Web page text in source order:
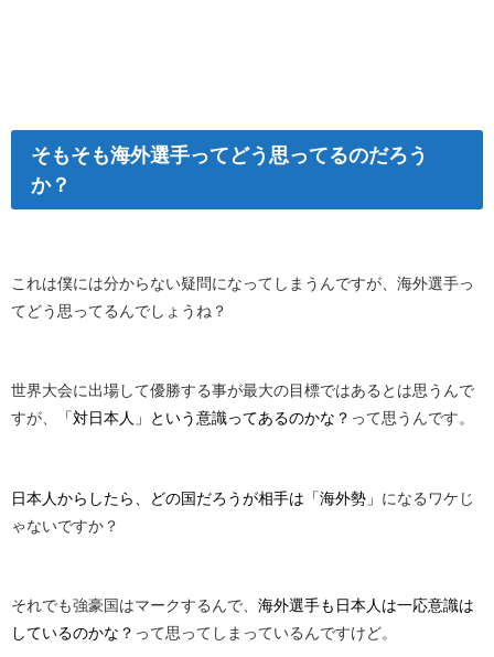
そもそも海外選手ってどう思ってるのだろう
か？
これは僕には分からない疑問になってしまうんですが、海外選手っ
てどう思ってるんでしょうね？
世界大会に出場して優勝する事が最大の目標ではあるとは思うんで
すが、
「対日本人」という意識ってあるのかな？ って思うんです。
日本人からしたら、どの国だろうが相手は「海外勢」 になるワケじ
ゃないですか？
それでも強豪国はマークするんで、 海外選手も日本人は一応意識は
しているのかな？ って思ってしまっているんですけど。